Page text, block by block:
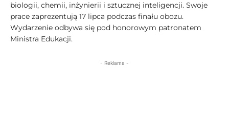
biologii, chemii, inżynierii i sztucznej inteligencji. Swoje
prace zaprezentują 17 lipca podczas finału obozu.
Wydarzenie odbywa się pod honorowym patronatem
Ministra Edukacji.
- Reklama -